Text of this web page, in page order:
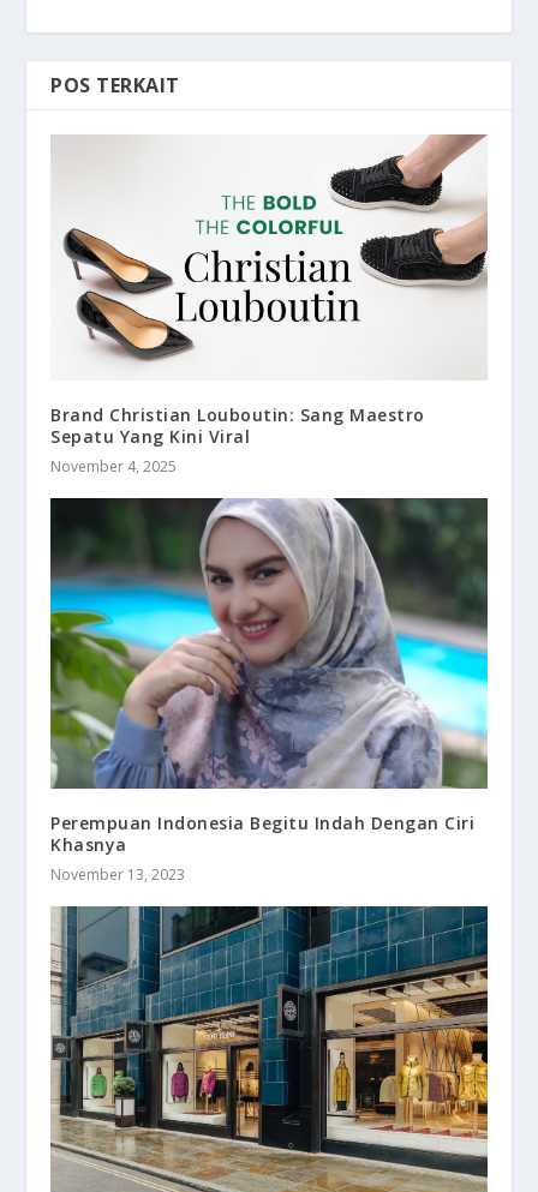
POS TERKAIT
Brand Christian Louboutin: Sang Maestro
Sepatu Yang Kini Viral
November 4, 2025
Perempuan Indonesia Begitu Indah Dengan Ciri
Khasnya
November 13, 2023